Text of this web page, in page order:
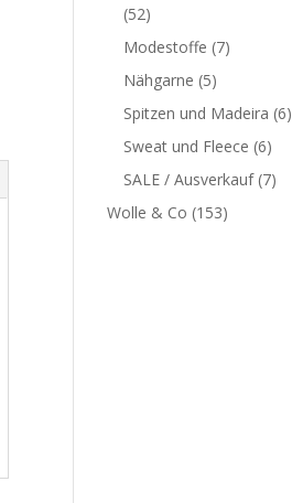
(52)
Modestoffe (7)
Nähgarne (5)
Spitzen und Madeira (6)
Sweat und Fleece (6)
SALE / Ausverkauf (7)
Wolle & Co (153)